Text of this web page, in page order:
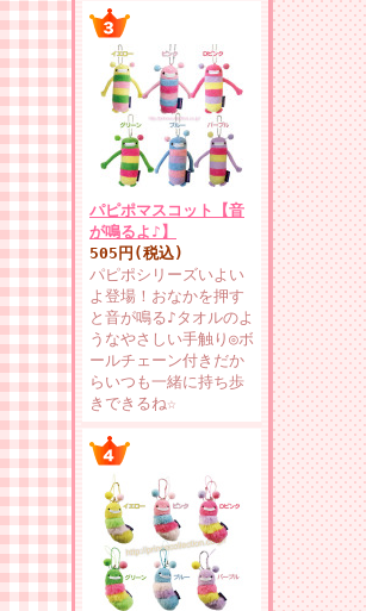
パピポマスコット【音
が鳴るよ♪】
505円(税込)
パピポシリーズいよい
よ登場！おなかを押す
と音が鳴る♪タオルのよ
うなやさしい手触り◎ボ
ールチェーン付きだか
らいつも一緒に持ち歩
きできるね☆